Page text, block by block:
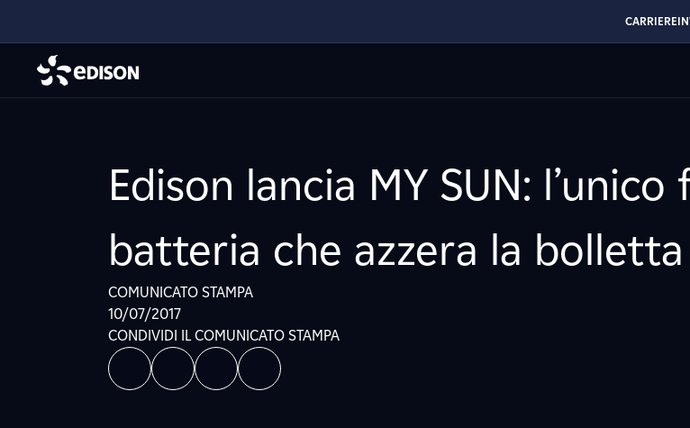
CARRIERE
Edison lancia MY SUN:
batteria che azzera la
COMUNICATO STAMPA
10/07/2017
CONDIVIDI IL COMUNICATO STAMPA